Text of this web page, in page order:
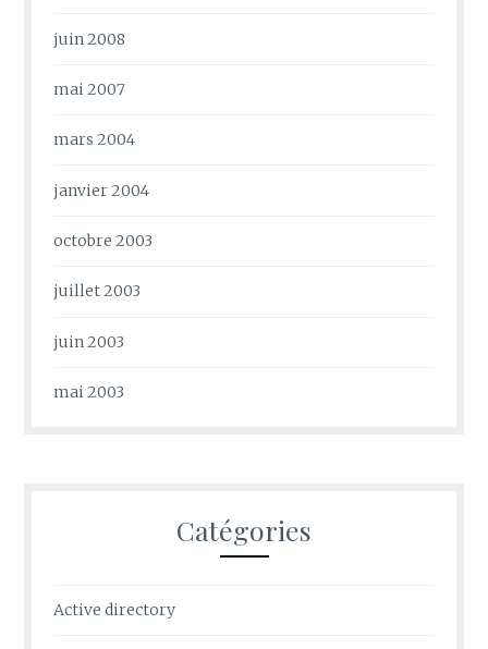
juin 2008
mai 2007
mars 2004
janvier 2004
octobre 2003
juillet 2003
juin 2003
mai 2003
Catégories
Active directory